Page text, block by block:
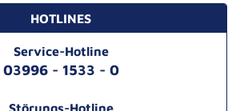
HOTLINES
Service-Hotline
03996 - 1533 - 0
Störungs-Hotline